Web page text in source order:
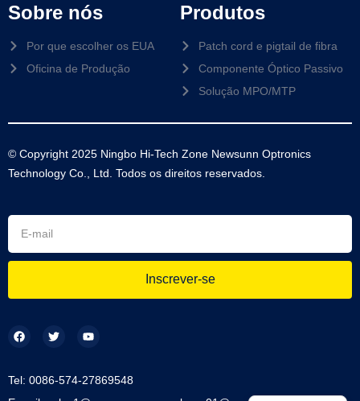
Sobre nós
Por que escolher os EUA
Oficina de Produção
Produtos
Patch cord e pigtail de fibra
Componente Óptico Passivo
Solução MPO/MTP
© Copyright 2025 Ningbo Hi-Tech Zone Newsunn Optronics
Technology Co., Ltd. Todos os direitos reservados.
Inscrever-se
Tel: 0086-574-27869548